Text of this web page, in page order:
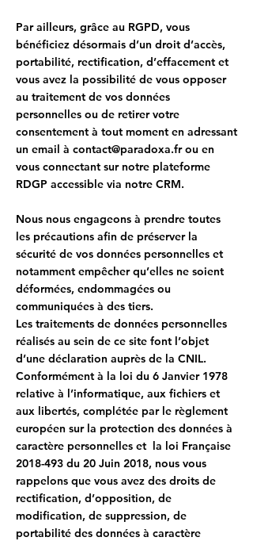
Par ailleurs, grâce au RGPD, vous
bénéficiez désormais d’un droit d’accès,
portabilité, rectification, d’effacement et
vous avez la possibilité de vous opposer
au traitement de vos données
personnelles ou de retirer votre
consentement à tout moment en adressant
un email à contact@paradoxa.frou en
vous connectant sur notre plateforme
RDGP accessible via notre CRM.
Nous nous engageons à prendre toutes
les précautions afin de préserver la
sécurité de vos données personnelles et
notamment empêcher qu’elles ne soient
déformées, endommagées ou
communiquées à des tiers.
Les traitements de données personnelles
réalisés au sein de ce site font l’objet
d’une déclaration auprès de la CNIL.
Conformément à la loi du 6 Janvier 1978
relative à l’informatique, aux fichiers et
aux libertés, complétée par le règlement
européen sur la protection des données à
caractère personnelles et la loi Française
2018-493 du 20 Juin 2018, nous vous
rappelons que vous avez des droits de
rectification, d’opposition, de
modification, de suppression, de
portabilité des données à caractère